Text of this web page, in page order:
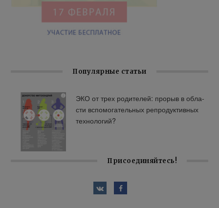
Популярные статьи
ЭКО от трех ро­ди­те­лей: про­рыв в об­ла­
сти вспо­мо­га­тель­ных ре­про­дук­тив­ных
тех­но­ло­гий?
Присоединяйтесь!